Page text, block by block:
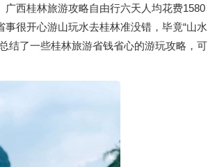
西桂林旅游攻略自由行六天人均花费1580
很开心游山玩水去桂林准没错，毕竟“山水
结了一些桂林旅游省钱省心的游玩攻略，可